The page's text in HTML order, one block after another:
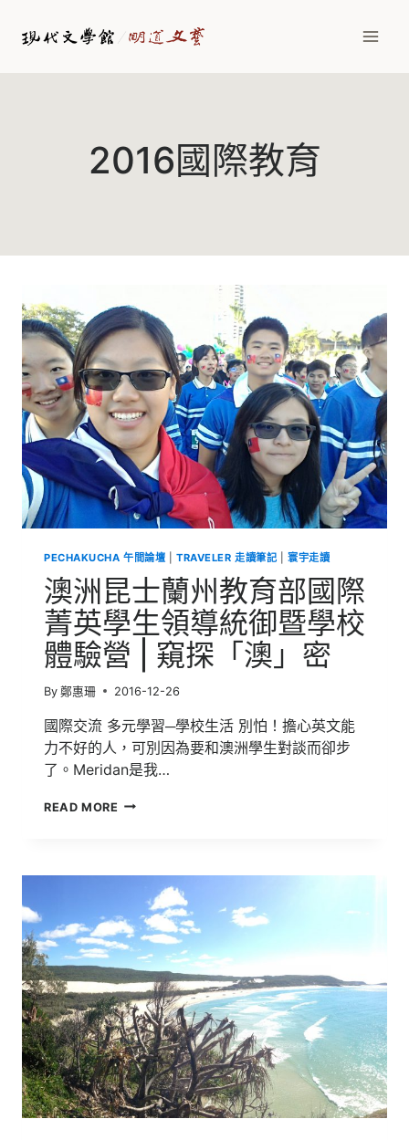
2016國際教育
PECHAKUCHA 午間論壇 |TRAVELER 走讀筆記|寰宇走讀
澳洲昆士蘭州教育部國際
菁英學生領導統御暨學校
體驗營 | 窺探「澳」密
By 鄭惠珊 2016-12-26
國際交流 多元學習─學校生活 別怕！擔心英文能
力不好的人，可別因為要和澳洲學生對談而卻步
了。Meridan是我…
READ MORE 澳
育
部
際
菁
英
學
生
領
導
統
御